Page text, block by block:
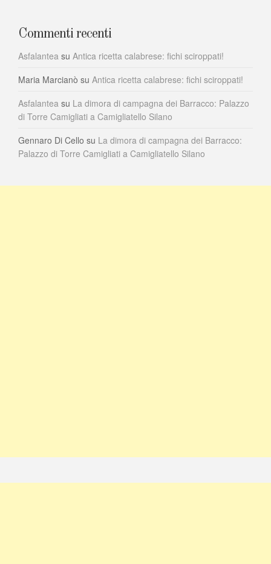
Commenti recenti
Asfalantea su Antica ricetta calabrese: fichi sciroppati!
Maria Marcianò su Antica ricetta calabrese: fichi sciroppati!
Asfalantea su La dimora di campagna dei Barracco: Palazzo
di Torre Camigliati a Camigliatello Silano
Gennaro Di Cello su La dimora di campagna dei Barracco:
Palazzo di Torre Camigliati a Camigliatello Silano